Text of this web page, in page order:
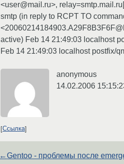
<user@mail.ru>,
smtp (in reply to RCPT TO
active) Feb 14 21:49:03 localhost
Feb 14 21:49:03 localhost postfix/
anonymous
14.02.2006
Ссылка
←Gentoo - проблемы после